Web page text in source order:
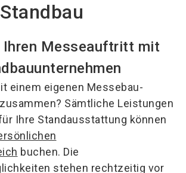
Ihren Messeauftritt mit
einem eigenen Messebau-
Sämtliche Leistungen
Ihre Standausstattung können
buchen. Die
stehen rechtzeitig vor